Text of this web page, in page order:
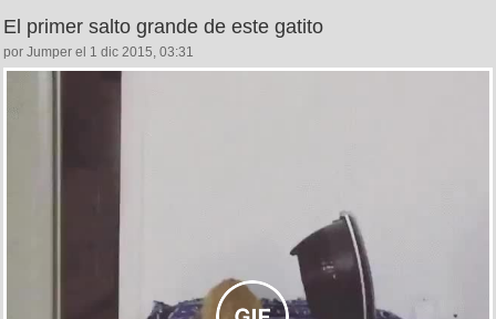
El primer salto grande de este gatito
por Jumper el 1 dic 2015, 03:31